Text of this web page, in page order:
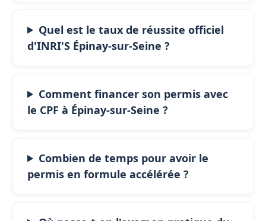
Quel est le taux de réussite officiel
d'INRI'S Épinay-sur-Seine ?
Comment financer son permis avec
le CPF à Épinay-sur-Seine ?
Combien de temps pour avoir le
permis en formule accélérée ?